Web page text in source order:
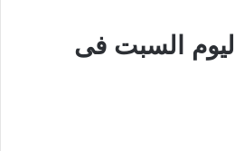
السبت فى